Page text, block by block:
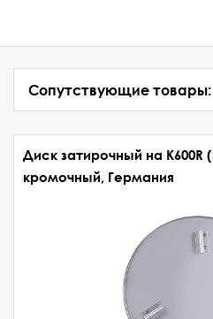
Сопутствующие товары:
Диск затирочный на К600R
кромочный, Германия